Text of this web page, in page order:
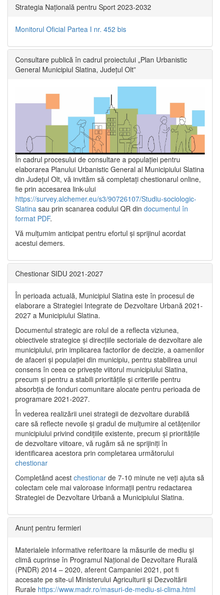
Strategia Națională pentru Sport 2023-2032
Monitorul Oficial Partea I nr. 452 bis
Consultare publică în cadrul proiectului „Plan Urbanistic
General Municipiul Slatina, Județul Olt”
În cadrul procesului de consultare a populaţiei pentru
elaborarea Planului Urbanistic General al Municipiului Slatina
din Județul Olt, vă invităm să completați chestionarul online,
fie prin accesarea link-ului
https://survey.alchemer.eu/s3/90726107/Studiu-sociologic-
Slatina sau prin scanarea codului QR din documentul în
format PDF.
Vă mulţumim anticipat pentru efortul şi sprijinul acordat
acestui demers.
Chestionar SIDU 2021-2027
În perioada actuală, Municipiul Slatina este în procesul de
elaborare a Strategiei Integrate de Dezvoltare Urbană 2021‐
2027 a Municipiului Slatina.
Documentul strategic are rolul de a reflecta viziunea,
obiectivele strategice și direcțiile sectoriale de dezvoltare ale
municipiului, prin implicarea factorilor de decizie, a oamenilor
de afaceri și populației din municipiu, pentru stabilirea unui
consens în ceea ce privește viitorul municipiului Slatina,
precum și pentru a stabili prioritățile și criteriile pentru
absorbția de fonduri comunitare alocate pentru perioada de
programare 2021-2027.
În vederea realizării unei strategii de dezvoltare durabilă
care să reflecte nevoile și gradul de mulțumire al cetățenilor
municipiului privind condițiile existente, precum și prioritățile
de dezvoltare viitoare, vă rugăm să ne sprijiniți în
identificarea acestora prin completarea următorului
chestionar
Completând acest chestionar de 7-10 minute ne veți ajuta să
colectam cele mai valoroase informații pentru redactarea
Strategiei de Dezvoltare Urbană a Municipiului Slatina.
Anunț pentru fermieri
Materialele informative referitoare la măsurile de mediu și
climă cuprinse în Programul Național de Dezvoltare Rurală
(PNDR) 2014 – 2020, aferent Campaniei 2021, pot fi
accesate pe site-ul Ministerului Agriculturii și Dezvoltării
Rurale https://www.madr.ro/masuri-de-mediu-si-clima.html